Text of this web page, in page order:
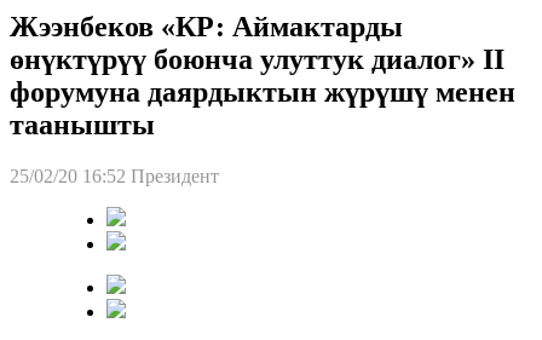
Жээнбеков «КР: Аймактарды
өнүктүрүү боюнча улуттук диалог» II
форумуна даярдыктын жүрүшү менен
таанышты
25/02/20 16:52 Президент